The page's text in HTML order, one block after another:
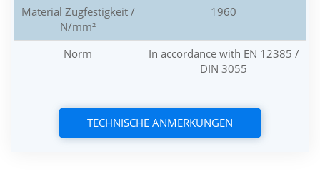
Material Zugfestigkeit /
N/mm²
1960
Norm
In accordance with EN 12385 /
DIN 3055
TECHNISCHE ANMERKUNGEN